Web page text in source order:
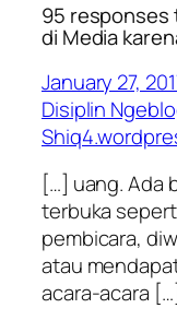
95 responses
di Media
January 27,
Disiplin
[…] uang. Ada
terbuka
pembicara,
atau
acara-acara […]